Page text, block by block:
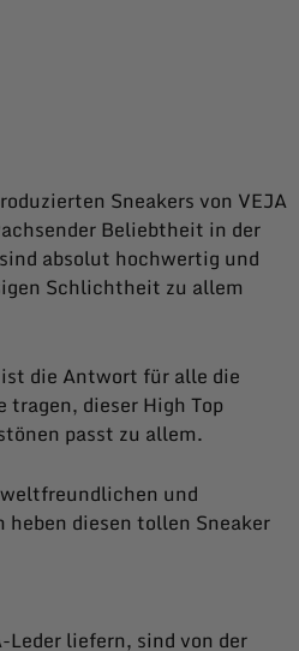
Sneakers von VEJA
Beliebtheit in der
absolut hochwertig und
Schlichtheit zu allem
die Antwort für alle die
tragen, dieser High Top
passt zu allem.
und
diesen tollen Sneaker
Leder liefern, sind von der